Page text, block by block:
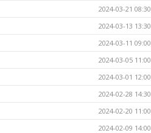
2024-03-21 08:30
2024-03-13 13:30
2024-03-11 09:00
2024-03-05 11:00
2024-03-01 12:00
2024-02-28 14:30
2024-02-20 11:00
2024-02-09 14:00